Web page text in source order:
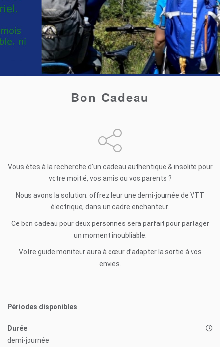
Bon Cadeau
Vous êtes à la recherche d’un cadeau authentique & insolite pour
votre moitié, vos amis ou vos parents ?
Nous avons la solution, offrez leur une demi-journée de VTT
électrique, dans un cadre enchanteur.
Ce bon cadeau pour deux personnes sera parfait pour partager
un moment inoubliable.
Votre guide moniteur aura à cœur d’adapter la sortie à vos
envies.
Périodes disponibles
Durée
demi-journée